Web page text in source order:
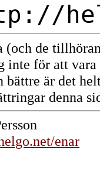
de
inte för att
är det
denna
enar